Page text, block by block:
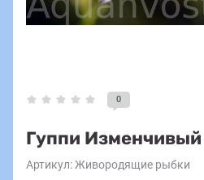
0
Гуппи
Артикул:Живородящие рыбки